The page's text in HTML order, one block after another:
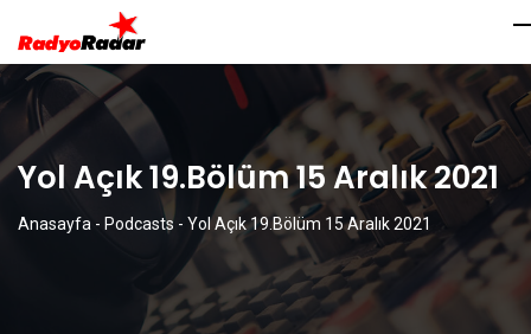
Yol Açık 19.Bölüm 15 Aralık 2021
Anasayfa - Podcasts - Yol Açık 19.Bölüm 15 Aralık 2021